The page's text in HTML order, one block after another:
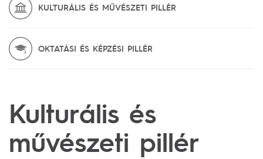
KULTURÁLIS ÉS MŰVÉSZETI PILLÉR
OKTATÁSI ÉS KÉPZÉSI PILLÉR
Kulturális és
művészeti pillér